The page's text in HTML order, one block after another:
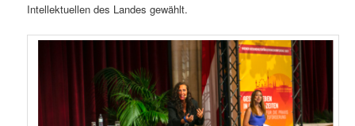
Intellektuellen des Landes gewählt.